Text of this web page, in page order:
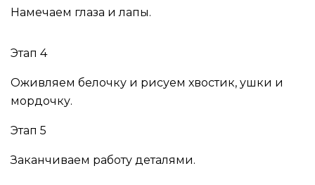
Намечаем глаза и лапы.
Этап 4
Оживляем белочку и рисуем хвостик, ушки и
мордочку.
Этап 5
Заканчиваем работу деталями.